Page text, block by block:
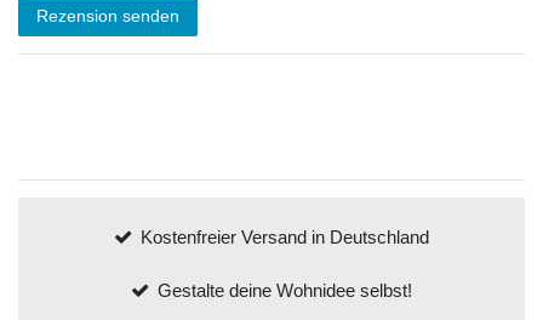
Rezension senden
Kostenfreier Versand in Deutschland
Gestalte deine Wohnidee selbst!